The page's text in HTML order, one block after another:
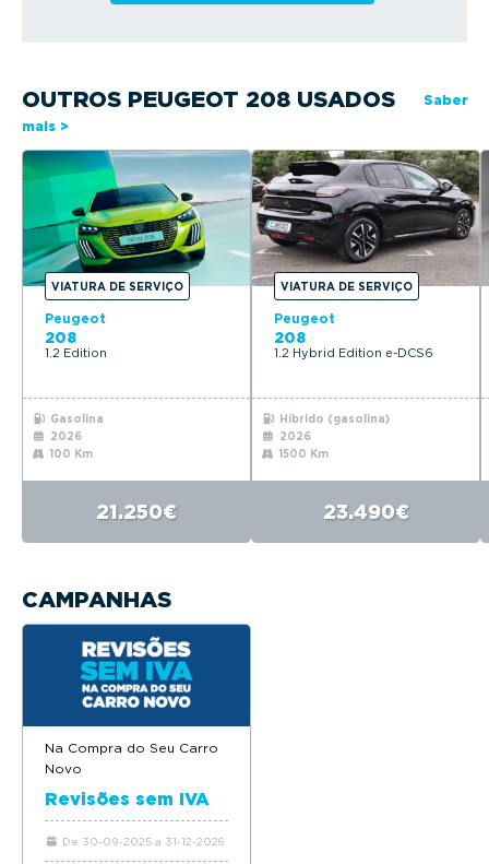
OUTROS PEUGEOT 208 USADOS
Saber
mais >
VIATURA DE SERVIÇO
Peugeot
208
1.2 Edition
Gasolina
2026
100 Km
21.250€
VIATURA DE SERVIÇO
Peugeot
208
1.2 Hybrid Edition e-DCS6
Híbrido (gasolina)
2026
1500 Km
23.490€
CAMPANHAS
Na Compra do Seu Carro
Novo
Revisões sem IVA
De 30-09-2025 a 31-12-2026